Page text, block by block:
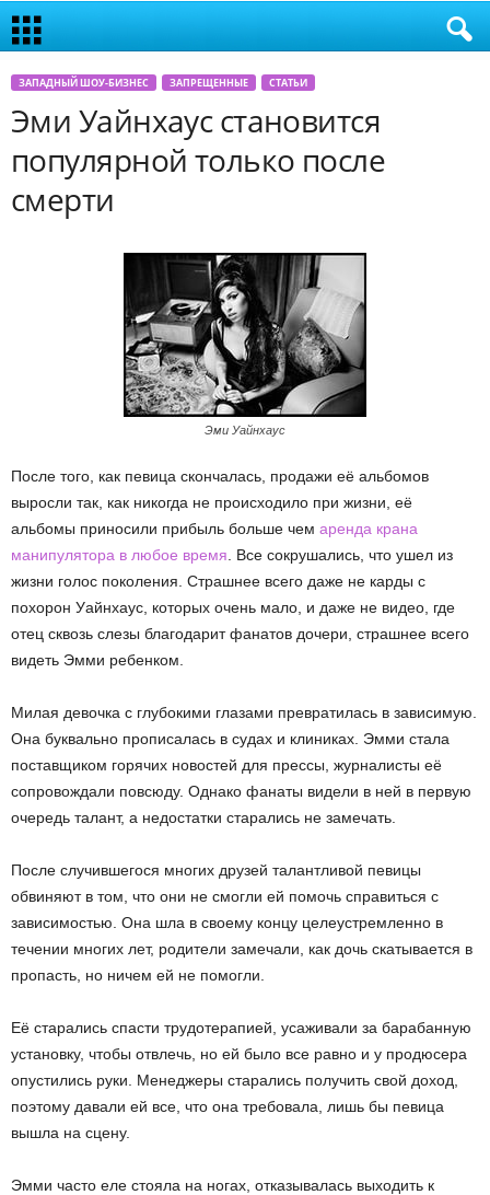
ЗАПАДНЫЙ ШОУ-БИЗНЕС ЗАПРЕЩЕННЫЕ СТАТЬИ
Эми Уайнхаус становится
популярной только после
смерти
Эми Уайнхаус
После того, как певица скончалась, продажи её альбомов
выросли так, как никогда не происходило при жизни, её
альбомы приносили прибыль больше чем аренда крана
манипулятора в любое время . Все сокрушались, что ушел из
жизни голос поколения. Страшнее всего даже не карды с
похорон Уайнхаус, которых очень мало, и даже не видео, где
отец сквозь слезы благодарит фанатов дочери, страшнее всего
видеть Эмми ребенком.
Милая девочка с глубокими глазами превратилась в зависимую.
Она буквально прописалась в судах и клиниках. Эмми стала
поставщиком горячих новостей для прессы, журналисты её
сопровождали повсюду. Однако фанаты видели в ней в первую
очередь талант, а недостатки старались не замечать.
После случившегося многих друзей талантливой певицы
обвиняют в том, что они не смогли ей помочь справиться с
зависимостью. Она шла в своему концу целеустремленно в
течении многих лет, родители замечали, как дочь скатывается в
пропасть, но ничем ей не помогли.
Её старались спасти трудотерапией, усаживали за барабанную
установку, чтобы отвлечь, но ей было все равно и у продюсера
опустились руки. Менеджеры старались получить свой доход,
поэтому давали ей все, что она требовала, лишь бы певица
вышла на сцену.
Эмми часто еле стояла на ногах, отказывалась выходить к